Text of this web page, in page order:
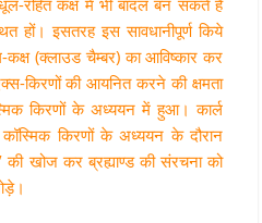
रहित कक्ष में भी बादल बन सकते हैं
इसतरह इस सावधानीपूर्ण किये
(क्लाउड चैम्बर) का आविष्कार कर
किरणों की आयनित करने की क्षमता
किरणों के अध्ययन में हुआ। कार्ल
किरणों के अध्ययन के दौरान
की खोज कर ब्रह्याण्ड की संरचना को